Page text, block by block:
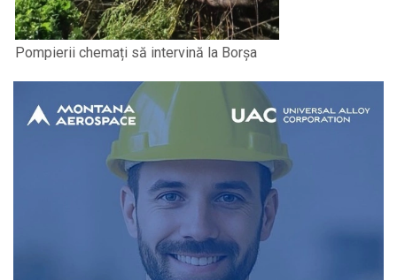
Pompierii chemați să intervină la Borșa